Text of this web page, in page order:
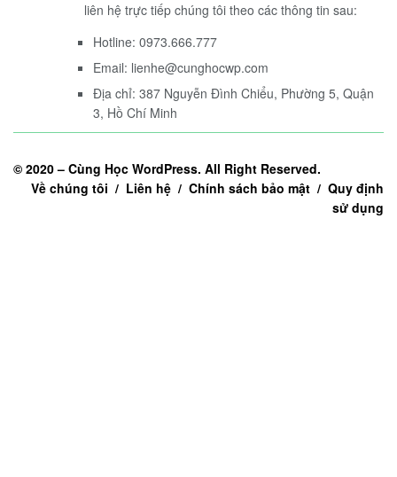
liên hệ trực tiếp chúng tôi theo các thông tin sau:
Hotline: 0973.666.777
Email: lienhe@cunghocwp.com
Địa chỉ: 387 Nguyễn Đình Chiểu, Phường 5, Quận
3, Hồ Chí Minh
© 2020 – Cùng Học WordPress. All Right Reserved.
Về chúng tôi / Liên hệ / Chính sách bảo mật / Quy định
sử dụng